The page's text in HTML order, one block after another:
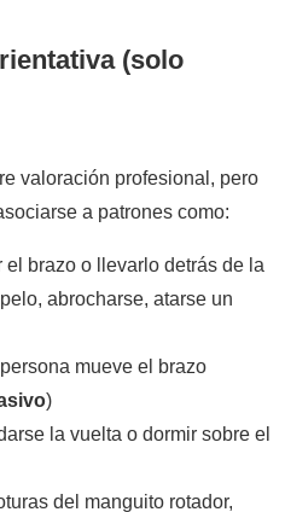
(solo
valoración profesional, pero
a patrones como:
brazo o llevarlo detrás de la
abrocharse, atarse un
mueve el brazo
)
la vuelta o dormir sobre el
del manguito rotador,